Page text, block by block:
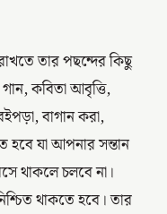
তার পছন্দের কিছু
গান, কবিতা আবৃত্তি,
বাগান করা,
হবে যা আপনার সন্তান
থাকলে চলবে না।
থাকতে হবে। তার